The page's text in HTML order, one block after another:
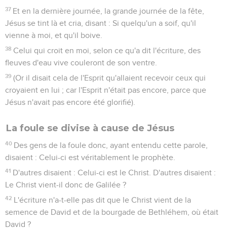
37 Et en la dernière journée, la grande journée de la fête,
Jésus se tint là et cria, disant : Si quelqu'un a soif, qu'il
vienne à moi, et qu'il boive.
38 Celui qui croit en moi, selon ce qu'a dit l'écriture, des
fleuves d'eau vive couleront de son ventre.
39 (Or il disait cela de l'Esprit qu'allaient recevoir ceux qui
croyaient en lui ; car l'Esprit n'était pas encore, parce que
Jésus n'avait pas encore été glorifié).
La foule se divise à cause de Jésus
40 Des gens de la foule donc, ayant entendu cette parole,
disaient : Celui-ci est véritablement le prophète.
41 D'autres disaient : Celui-ci est le Christ. D'autres disaient :
Le Christ vient-il donc de Galilée ?
42 L'écriture n'a-t-elle pas dit que le Christ vient de la
semence de David et de la bourgade de Bethléhem, où était
David ?